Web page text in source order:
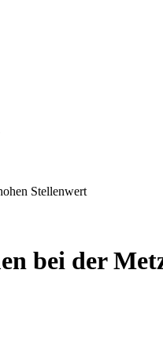
Stellenwert
bei der